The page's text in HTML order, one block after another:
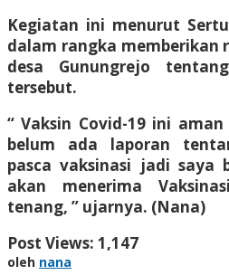
Kegiatan ini menurut
dalam rangka memberikan
desa Gunungrejo
tersebut.
“ Vaksin Covid-19 ini
belum ada laporan
pasca vaksinasi jadi saya
akan menerima
tenang, ” ujarnya. (Nana)
Post Views: 1,147
oleh nana